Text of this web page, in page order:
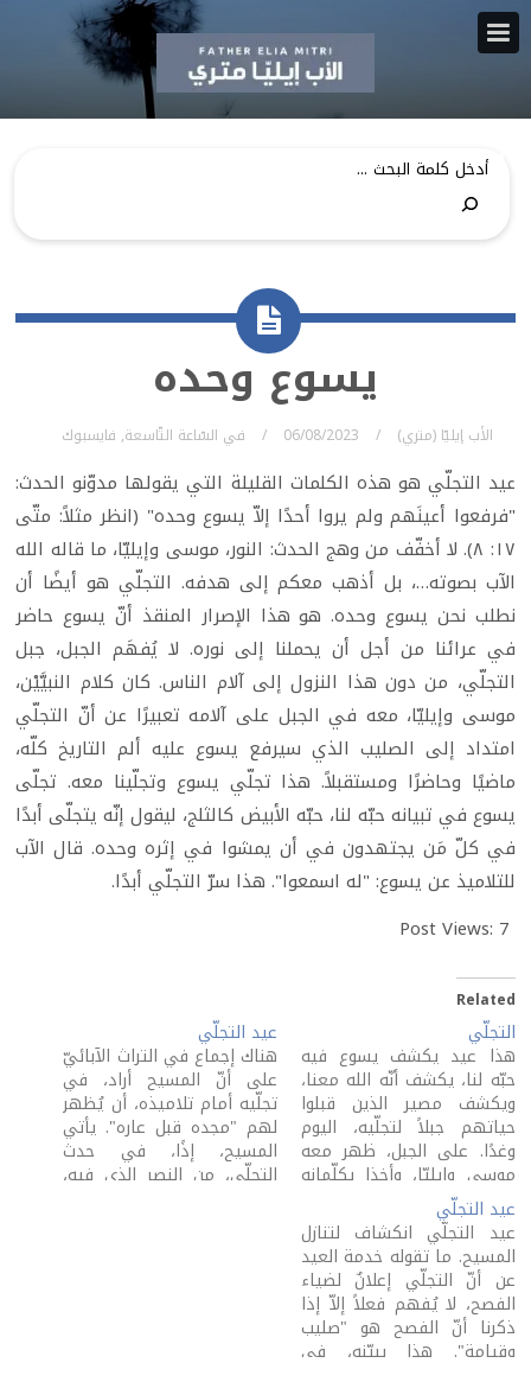
يسوع وحده
الأب إيليّا (متري) 06/08/2023 في السّاعة التّاسعة, فايسبوك
عيد التجلّي هو هذه الكلمات القليلة التي يقولها مدوّنو الحدث:
"فرفعوا أعينَهم ولم يروا أحدًا إلاّ يسوع وحده" (انظر مثلاً: متّى
١٧: ٨). لا أخفّف من وهج الحدث: النور، موسى وإيليّا، ما قاله الله
الآب بصوته…، بل أذهب معكم إلى هدفه. التجلّي هو أيضًا أن
نطلب نحن يسوع وحده. هو هذا الإصرار المنقذ أنّ يسوع حاضر
في عرائنا من أجل أن يحملنا إلى نوره. لا يُفهَم الجبل، جبل
التجلّي، من دون هذا النزول إلى آلام الناس. كان كلام النبيَّيْن،
موسى وإيليّا، معه في الجبل على آلامه تعبيرًا عن أنّ التجلّي
امتداد إلى الصليب الذي سيرفع يسوع عليه ألم التاريخ كلّه،
ماضيًا وحاضرًا ومستقبلاً. هذا تجلّي يسوع وتجلّينا معه. تجلّى
يسوع في تبيانه حبّه لنا، حبّه الأبيض كالثلج، ليقول إنّه يتجلّى أبدًا
في كلّ مَن يجتهدون في أن يمشوا في إثره وحده. قال الآب
للتلاميذ عن يسوع: "له اسمعوا". هذا سرّ التجلّي أبدًا.
Post Views: 7
Related
التجلّي
هذا عيد يكشف يسوع فيه
حبّه لنا، يكشف أنّه الله معنا،
ويكشف مصير الذين قبلوا
حياتهم جبلاً لتجلّيه، اليوم
وغدًا. على الجبل، ظهر معه
موسى وإيليّا، وأخذا يكلّمانه
على موته. في النور، كان
كلام على الموت. لا يُفهَم
موت المخلّص من دون نعمة
الله. الأنبياء كلّهم استباق أنّ
غاية التاريخ…
عيد التجلّي
هناك إجماع في التراث الآبائيّ
على أنّ المسيح أراد، في
تجلّيه أمام تلاميذه، أن يُظهر
لهم "مجده قبل عاره". يأتي
المسيح، إذًا، في حدث
التجلّي، من النصر الذي فيه،
عيد التجلّي
عيد التجلّي انكشاف لتنازل
المسيح. ما تقوله خدمة العيد
عن أنّ التجلّي إعلانٌ لضياء
الفصح، لا يُفهم فعلاً إلاّ إذا
ذكرنا أنّ الفصح هو "صليب
وقيامة". هذا يبيّنه، في